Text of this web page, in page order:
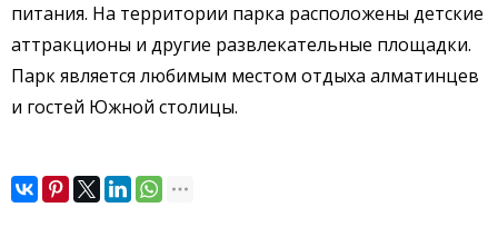
питания. На территории парка расположены детские
аттракционы и другие развлекательные площадки.
Парк является любимым местом отдыха алматинцев
и гостей Южной столицы.